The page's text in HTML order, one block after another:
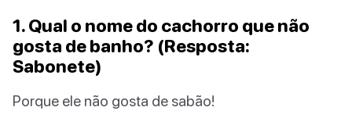
1. Qual o nome do cachorro que não
gosta de banho? (Resposta:
Sabonete)
Porque ele não gosta de sabão!